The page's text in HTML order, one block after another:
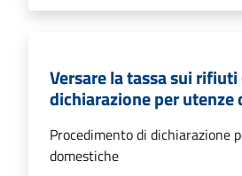
Versare la tassa sui rifiuti
dichiarazione per utenze
Procedimento di dichiarazione
domestiche